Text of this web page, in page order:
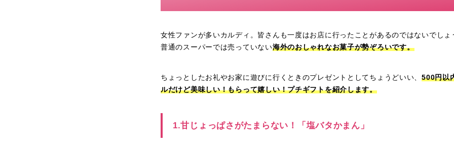
女性ファンが多いカルディ。皆さんも一度はお店に行ったことがあるのではないでしょ
普通のスーパーでは売っていない海外のおしゃれなお菓子が勢ぞろいです。
ちょっとしたお礼やお家に遊びに行くときのプレゼントとしてちょうどいい、500円以
ルだけど美味しい！もらって嬉しい！プチギフトを紹介します。
1.甘じょっぱさがたまらない！「塩バタかまん」